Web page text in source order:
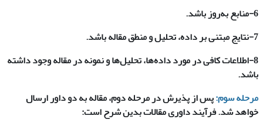
6-منابع به‌روز باشد.
7-نتایج مبتنی بر داده، تحلیل و منطق مقاله باشد.
8-اطلاعات کافی در مورد داده‌ها، تحلیل‌ها و نمونه در مقاله وجود داشته
باشد.
مرحله سوم:پس از پذیرش در مرحله دوم، مقاله به دو داور ارسال
خواهد شد. فرآیند داوری مقالات بدین شرح است: